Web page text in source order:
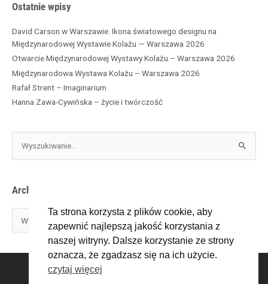
Ostatnie wpisy
David Carson w Warszawie. Ikona światowego designu na
Międzynarodowej Wystawie Kolażu — Warszawa 2026
Otwarcie Międzynarodowej Wystawy Kolażu – Warszawa 2026
Międzynarodowa Wystawa Kolażu – Warszawa 2026
Rafał Strent – Imaginarium
Hanna Zawa-Cywińska – życie i twórczość
z
a
j
l
Archiwa
F
X
Ta strona korzysta z plików cookie, aby
zapewnić najlepszą jakość korzystania z
naszej witryny. Dalsze korzystanie ze strony
oznacza, że zgadzasz się na ich użycie.
czytaj więcej